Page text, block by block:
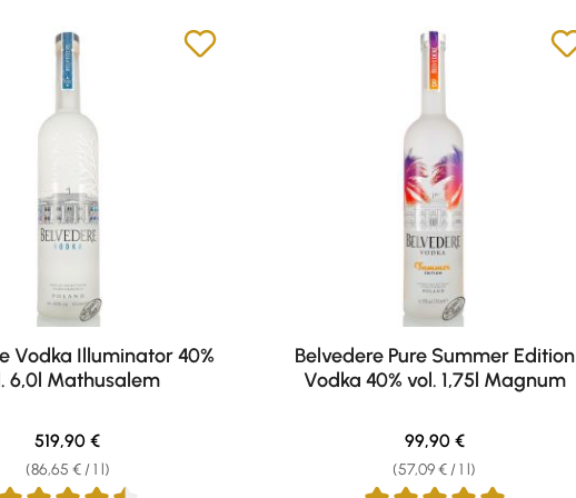
Vodka Illuminator 40%
6,0l Mathusalem
(86,65 € / 1 l)
Regular price:
519,90 €
Belvedere Pure Summer Edition
Vodka 40% vol. 1,75l Magnum
(57,09 € / 1 l)
Regular price:
99,90 €